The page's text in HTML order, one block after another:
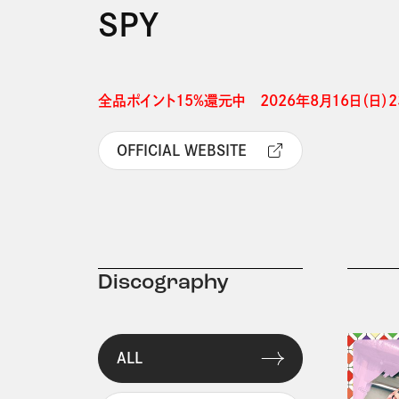
SPY
全品ポイント15%還元中　2026年8月16日（日
OFFICIAL WEBSITE
Discography
ALL